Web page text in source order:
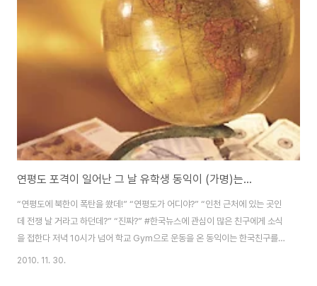
은 이슈들이 있지만, 그중에 하나인 대체복무제에 대해서 이야기해 볼 것이다.
본문에 들어가기 앞서서, 이 글을 읽는 사람들에게 필자는 대체복무제를 최대
한 객관적이고 정보제공을 위해서 정보제공 부분과 필자의 의견을 적은 부분을
나눴음을 이해해주기 바..
연평도 포격이 일어난 그 날 유학생 동익이 (가명)는...
“연평도에 북한이 폭탄을 쐈데!” “연평도가 어디야?” “인천 근처에 있는 곳인
데 전쟁 날 거라고 하던데?” “진짜?” #한국뉴스에 관심이 많은 친구에게 소식
을 접한다 저녁 10시가 넘어 학교 Gym으로 운동을 온 동익이는 한국친구를
통해 연평도 사건에 대하여 접하였다. 평소 학교 공부와 과외활동으로 바쁜 동
2010. 11. 30.